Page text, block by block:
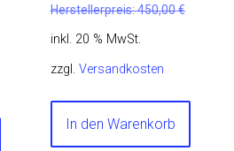
Herstellerpreis:450,00€
inkl. 20 % MwSt.
zzgl. Versandkosten
In den Warenkorb